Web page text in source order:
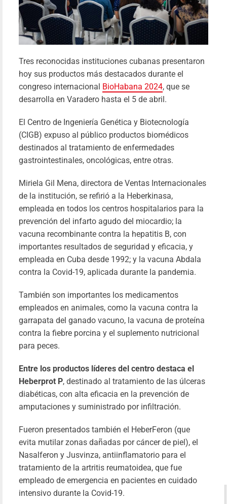
Tres reconocidas instituciones cubanas presentaron
hoy sus productos más destacados durante el
congreso internacional BioHabana 2024, que se
desarrolla en Varadero hasta el 5 de abril.
El Centro de Ingeniería Genética y Biotecnología
(CIGB) expuso al público productos biomédicos
destinados al tratamiento de enfermedades
gastrointestinales, oncológicas, entre otras.
Miriela Gil Mena, directora de Ventas Internacionales
de la institución, se refirió a la Heberkinasa,
empleada en todos los centros hospitalarios para la
prevención del infarto agudo del miocardio; la
vacuna recombinante contra la hepatitis B, con
importantes resultados de seguridad y eficacia, y
empleada en Cuba desde 1992; y la vacuna Abdala
contra la Covid-19, aplicada durante la pandemia.
También son importantes los medicamentos
empleados en animales, como la vacuna contra la
garrapata del ganado vacuno, la vacuna de proteína
contra la fiebre porcina y el suplemento nutricional
para peces.
Entre los productos líderes del centro destaca el
Heberprot P, destinado al tratamiento de las úlceras
diabéticas, con alta eficacia en la prevención de
amputaciones y suministrado por infiltración.
Fueron presentados también el HeberFeron (que
evita mutilar zonas dañadas por cáncer de piel), el
Nasalferon y Jusvinza, antiinflamatorio para el
tratamiento de la artritis reumatoidea, que fue
empleado de emergencia en pacientes en cuidado
intensivo durante la Covid-19.
14/01/